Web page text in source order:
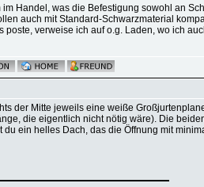
Handel, was die Befestigung sowohl an
auch mit Standard-Schwarzmaterial
poste, verweise ich auf o.g. Laden, wo ich
der Mitte jeweils eine weiße
die eigentlich nicht nötig wäre). Die
du ein helles Dach, das die Öffnung mit